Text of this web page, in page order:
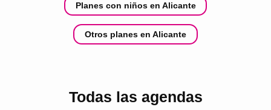
Planes con niños en Alicante
Otros planes en Alicante
Todas las agendas